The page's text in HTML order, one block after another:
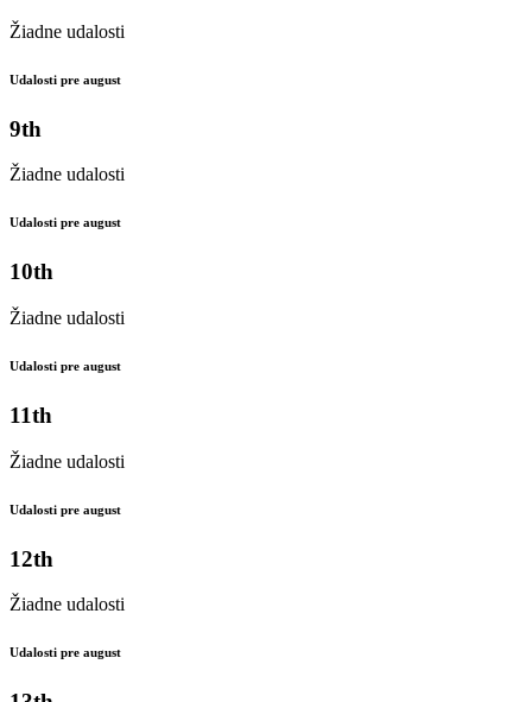
Žiadne udalosti
Udalosti pre august
9th
Žiadne udalosti
Udalosti pre august
10th
Žiadne udalosti
Udalosti pre august
11th
Žiadne udalosti
Udalosti pre august
12th
Žiadne udalosti
Udalosti pre august